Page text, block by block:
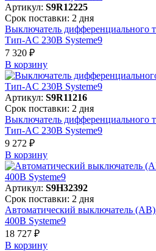
Артикул: S9R12225
Срок поставки: 2 дня
Выключатель дифференциального
Тип-AC 230В Systeme9
7 320 ₽
В корзинy
Артикул: S9R11216
Срок поставки: 2 дня
Выключатель дифференциального
Тип-AC 230В Systeme9
9 272 ₽
В корзинy
Артикул: S9H32392
Срок поставки: 2 дня
Автоматический выключатель
400В Systeme9
18 727 ₽
В корзинy